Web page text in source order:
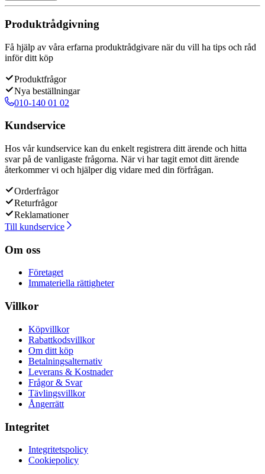
Produktrådgivning
Få hjälp av våra erfarna produktrådgivare när du vill ha tips och råd
inför ditt köp
Produktfrågor
Nya beställningar
010-140 01 02
Kundservice
Hos vår kundservice kan du enkelt registrera ditt ärende och hitta
svar på de vanligaste frågorna. När vi har tagit emot ditt ärende
återkommer vi och hjälper dig vidare med din förfrågan.
Orderfrågor
Returfrågor
Reklamationer
Till kundservice
Om oss
Företaget
Immateriella rättigheter
Villkor
Köpvillkor
Rabattkodsvillkor
Om ditt köp
Betalningsalternativ
Leverans & Kostnader
Frågor & Svar
Tävlingsvillkor
Ångerrätt
Integritet
Integritetspolicy
Cookiepolicy